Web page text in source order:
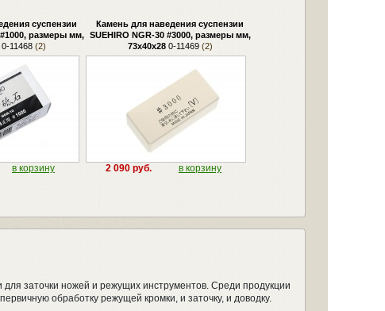
суспензии
размеры мм,
11468(2)
в корзину
Камень для наведения суспензии
SUEHIRO NGR-30 #3000, размеры мм,
73х40х280-11469(2)
2 090 руб. в корзину
заточки ножей и режущих инструментов. Среди продукции
обработку режущей кромки, и заточку, и доводку.